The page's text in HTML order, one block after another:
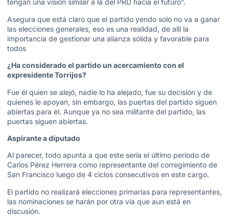
tengan una visión similar a la del PRD hacia el futuro”.
Asegura que está claro que el partido yendo solo no va a ganar
las elecciones generales, eso es una realidad, de allí la
importancia de gestionar una alianza sólida y favorable para
todos
¿Ha considerado el partido un acercamiento con el
expresidente Torrijos?
Fue él quien se alejó, nadie lo ha alejado, fue su decisión y de
quienes le apoyan, sin embargo, las puertas del partido siguen
abiertas para él. Aunque ya no sea militante del partido, las
puertas siguen abiertas.
Aspirante a diputado
Al parecer, todo apunta a que este sería el último período de
Carlos Pérez Herrera como representante del corregimiento de
San Francisco luego de 4 ciclos consecutivos en este cargo.
El partido no realizará elecciones primarias para representantes,
las nominaciones se harán por otra vía que aun está en
discusión.